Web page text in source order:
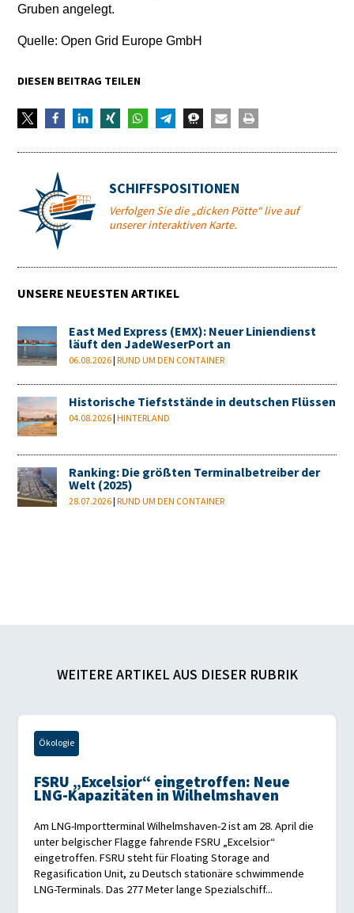
Gruben angelegt.
Quelle: Open Grid Europe GmbH
DIESEN BEITRAG TEILEN
SCHIFFSPOSITIONEN
Verfolgen Sie die „dicken Pötte“ live auf
unserer interaktiven Karte.
UNSERE NEUESTEN ARTIKEL
East Med Express (EMX): Neuer Liniendienst
läuft den JadeWeserPort an
06.08.2026 |RUND UM DEN CONTAINER
Historische Tiefststände in deutschen Flüssen
04.08.2026 |HINTERLAND
Ranking: Die größten Terminalbetreiber der
Welt (2025)
28.07.2026 |RUND UM DEN CONTAINER
WEITERE ARTIKEL AUS DIESER RUBRIK
Ökologie
FSRU „Excelsior“ eingetroffen: Neue
LNG-Kapazitäten in Wilhelmshaven
Am LNG-Importterminal Wilhelmshaven-2 ist am 28. April die
unter belgischer Flagge fahrende FSRU „Excelsior“
eingetroffen. FSRU steht für Floating Storage and
Regasification Unit, zu Deutsch stationäre schwimmende
LNG-Terminals. Das 277 Meter lange Spezialschiff...